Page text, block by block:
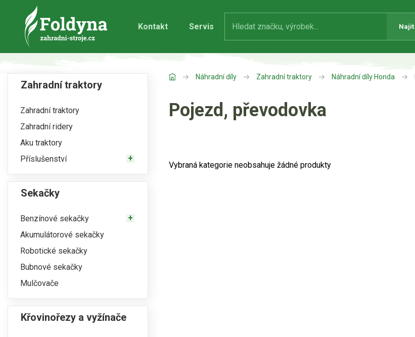
Kontakt Servis Najít
Zahradní traktory
Zahradní traktory
Zahradní ridery
Aku traktory
Příslušenství
Sekačky
Benzínové sekačky
Akumulátorové sekačky
Robotické sekačky
Bubnové sekačky
Mulčovače
Křovinořezy a vyžínače
Náhradní díly Zahradní traktory Náhradní díly Honda
Pojezd, převodovka
Vybraná kategorie neobsahuje žádné produkty